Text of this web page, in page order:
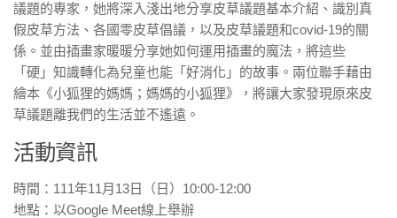
議題的專家，她將深入淺出地分享皮草議題基本介紹、識別真
假皮草方法、各國零皮草倡議，以及皮草議題和covid-19的關
係。並由插畫家暖暖分享她如何運用插畫的魔法，將這些
「硬」知識轉化為兒童也能「好消化」的故事。兩位聯手藉由
繪本《小狐狸的媽媽；媽媽的小狐狸》，將讓大家發現原來皮
草議題離我們的生活並不遙遠。
活動資訊
時間：111年11月13日（日）10:00-12:00
地點：以Google Meet線上舉辦